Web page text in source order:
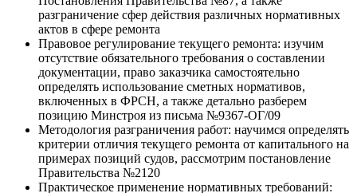
разграничение сфер действия различных нормативных
актов в сфере ремонта
Правовое регулирование текущего ремонта: изучим
отсутствие обязательного требования о составлении
документации, право заказчика самостоятельно
определять использование сметных нормативов,
включенных в ФРСН, а также детально разберем
позицию Минстроя из письма №9367-ОГ/09
Методология разграничения работ: научимся определять
критерии отличия текущего ремонта от капитального на
примерах позиций судов, рассмотрим постановление
Правительства №2120
Практическое применение нормативных требований: